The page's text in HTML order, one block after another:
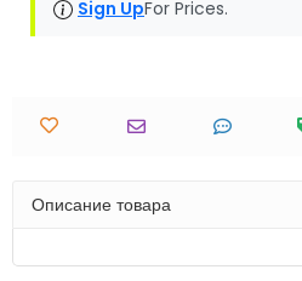
Sign UpFor Prices.
Описание товара